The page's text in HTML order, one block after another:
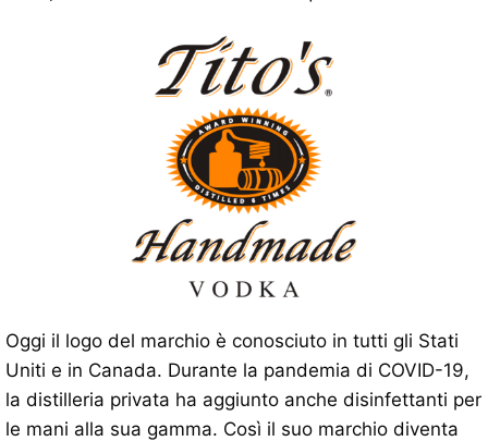
Oggi il logo del marchio è conosciuto in tutti gli Stati
Uniti e in Canada. Durante la pandemia di COVID-19,
la distilleria privata ha aggiunto anche disinfettanti per
le mani alla sua gamma. Così il suo marchio diventa